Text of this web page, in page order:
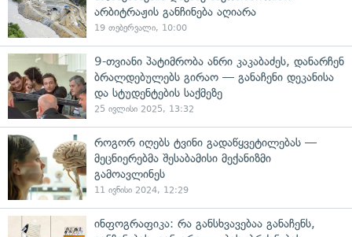
არბიტრაჟის განჩინება აღიარა
19 თებერვალი, 10:00
9-თვიანი პატიმრობა ანრი კაკაბაძეს, დანარჩენ
ბრალდებულებს გირაო — განაჩენი დეკანისა
და სტუდენტების საქმეზე
25 ივლისი 2025, 13:32
როგორ იღებს ტვინი გადაწყვეტილებას —
მეცნიერებმა შესაბამისი მექანიზმი
გამოავლინეს
11 ივნისი 2024, 12:29
ინფოგრაფიკა: რა განსხვავებაა განაჩენს,